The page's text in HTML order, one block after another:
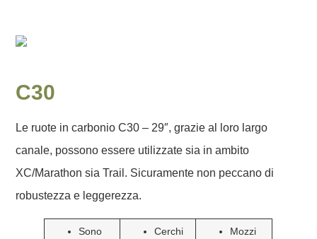
C30
Le ruote in carbonio C30 – 29″, grazie al loro largo
canale, possono essere utilizzate sia in ambito
XC/Marathon sia Trail. Sicuramente non peccano di
robustezza e leggerezza.
Sono
Cerchi
Mozzi